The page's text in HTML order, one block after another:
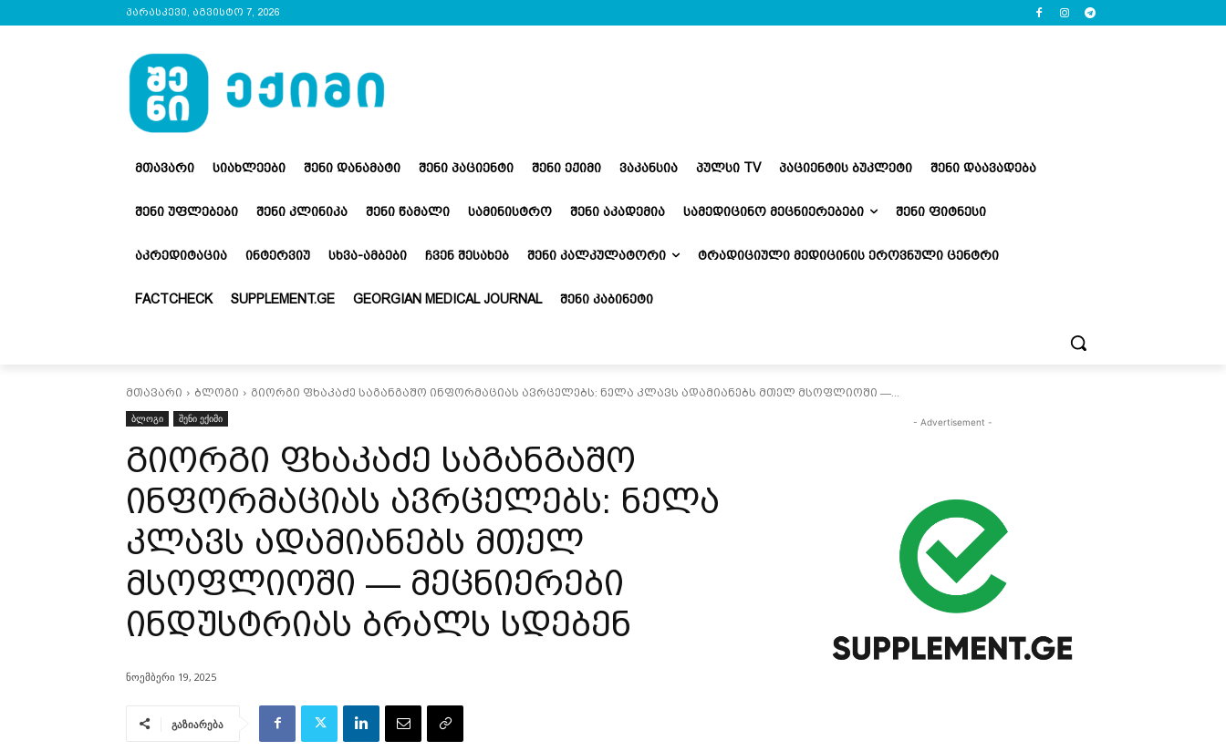
პარასკევი, აგვისტო 7, 2026
ᲛᲗᲐᲕᲐᲠᲘ ᲡᲘᲐᲮᲚᲔᲔᲑᲘ ᲨᲔᲜᲘ ᲓᲐᲜᲐᲛᲐᲢᲘ ᲨᲔᲜᲘ ᲞᲐᲪᲘᲔᲜᲢᲘ ᲨᲔᲜᲘ ᲔᲥᲘᲛᲘ ᲕᲐᲙᲐᲜᲡᲘᲐ ᲞᲣᲚᲡᲘ TV ᲞᲐᲪᲘᲔᲜᲢᲘᲡ ᲑᲣᲙᲚᲔᲢᲘ ᲨᲔᲜᲘ ᲓᲐᲐᲕᲐᲓᲔᲑᲐ
ᲨᲔᲜᲘ ᲣᲤᲚᲔᲑᲔᲑᲘ ᲨᲔᲜᲘ ᲙᲚᲘᲜᲘᲙᲐ ᲨᲔᲜᲘ ᲬᲐᲛᲐᲚᲘ ᲡᲐᲛᲘᲜᲘᲡᲢᲠᲝ ᲨᲔᲜᲘ ᲐᲙᲐᲓᲔᲛᲘᲐ ᲡᲐᲛᲔᲓᲘᲪᲘᲜᲝ ᲛᲔᲪᲜᲘᲔᲠᲔᲑᲔᲑᲘ ᲨᲔᲜᲘ ᲤᲘᲢᲜᲔᲡᲘ
ᲐᲙᲠᲔᲓᲘᲢᲐᲪᲘᲐ ᲘᲜᲢᲔᲠᲕᲘᲣ ᲡᲮᲕᲐ-ᲐᲛᲑᲔᲑᲘ ᲩᲕᲔᲜ ᲨᲔᲡᲐᲮᲔᲑ ᲨᲔᲜᲘ ᲙᲐᲚᲙᲣᲚᲐᲢᲝᲠᲘ ᲢᲠᲐᲓᲘᲪᲘᲣᲚᲘ ᲛᲔᲓᲘᲪᲘᲜᲘᲡ ᲔᲠᲝᲕᲜᲣᲚᲘ ᲪᲔᲜᲢᲠᲘ
FACTCHECK SUPPLEMENT.GE GEORGIAN MEDICAL JOURNAL ᲨᲔᲜᲘ ᲙᲐᲑᲘᲜᲔᲢᲘ
მთავარი ბლოგი
გიორგი ფხაკაძე საგანგაშო ინფორმაციას ავრცელებს: ნელა კლავს ადამიანებს მთელ მსოფლიოში —...
ბლოგი
შენი ექიმი
გიორგი ფხაკაძე საგანგაშო
ინფორმაციას ავრცელებს: ნელა
კლავს ადამიანებს მთელ
მსოფლიოში — მეცნიერები
ინდუსტრიას ბრალს სდებენ
ნოემბერი 19, 2025
გაზიარება
- Advertisement -